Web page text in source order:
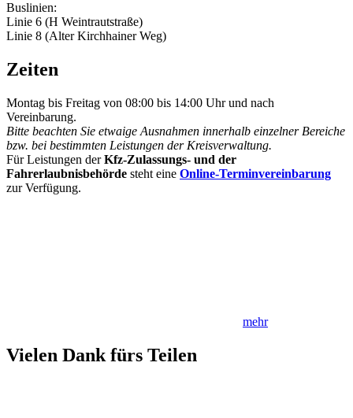
Buslinien:
Linie 6 (H Weintrautstraße)
Linie 8 (Alter Kirchhainer Weg)
Zeiten
Montag bis Freitag von 08:00 bis 14:00 Uhr und nach
Vereinbarung.
Bitte beachten Sie etwaige Ausnahmen innerhalb einzelner Bereiche
bzw. bei bestimmten Leistungen der Kreisverwaltung.
Für Leistungen derKfz-Zulassungs- und der
Fahrerlaubnisbehörde steht eine Online-Terminvereinbarung
zur Verfügung.
mehr
Vielen Dank fürs Teilen